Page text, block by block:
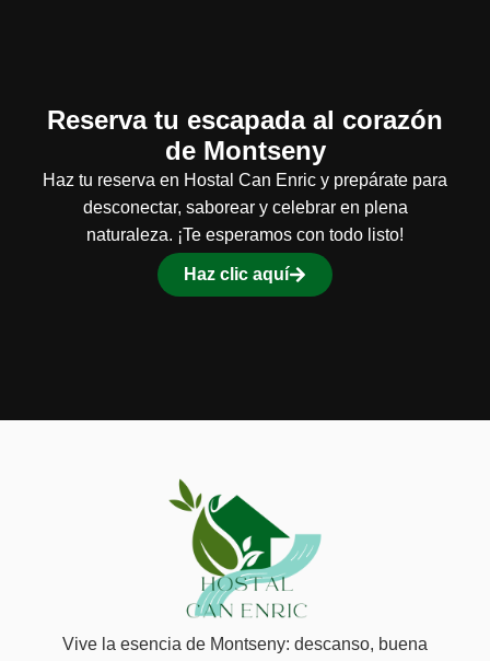
Reserva tu escapada al corazón
de Montseny
Haz tu reserva en Hostal Can Enric y prepárate para
desconectar, saborear y celebrar en plena
naturaleza. ¡Te esperamos con todo listo!
Haz clic aquí
Vive la esencia de Montseny: descanso, buena